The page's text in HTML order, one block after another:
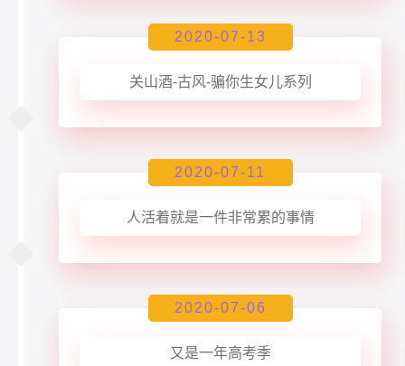
2020-07-13
关山酒-古风-骗你生女儿系列
2020-07-11
人活着就是一件非常累的事情
2020-07-06
又是一年高考季